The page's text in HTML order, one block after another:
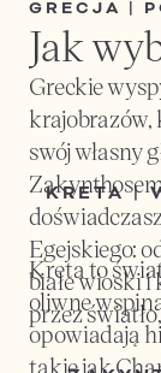
GRECJA |
Jak
Greckie
swój własny
Egejskiego:
białe wioski
przez
KRETA |
Kreta to
oliwne
opowiadają
takie jak